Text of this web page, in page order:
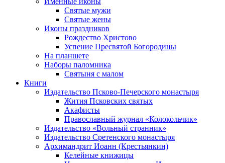
Святые мужи
Святые жены
Иконы праздников
Рождество Христово
Успение Пресвятой Богородицы
На планшете
Наборы паломника
Святыня с малом
Книги
Издательство Псково-Печерского монастыря
Жития Псковских святых
Акафисты
Православный журнал «Колокольчик»
Издательство «Вольный странник»
Издательство Сретенского монастыря
Архимандрит Иоанн (Крестьянкин)
Келейные книжицы